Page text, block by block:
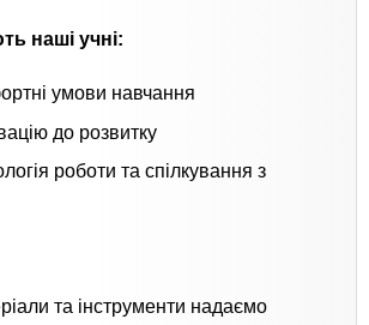
наші учні:
умови навчання
до розвитку
роботи та спілкування з
та інструменти надаємо